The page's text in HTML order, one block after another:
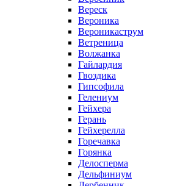
Вереск
Вероника
Вероникаструм
Ветреница
Волжанка
Гайлардия
Гвоздика
Гипсофила
Гелениум
Гейхера
Герань
Гейхерелла
Горечавка
Горянка
Делосперма
Дельфиниум